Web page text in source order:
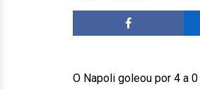
O Napoli goleou por 4 a